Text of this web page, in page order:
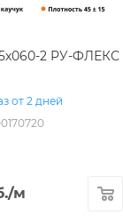
2 РУ-ФЛЕКС
от 2 дней
/м